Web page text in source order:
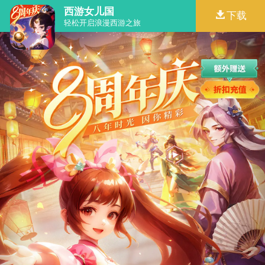
西游女儿国
轻松开启浪漫西游之旅
下载